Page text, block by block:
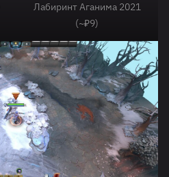
Лабиринт Аганима 2021
(~₽9)